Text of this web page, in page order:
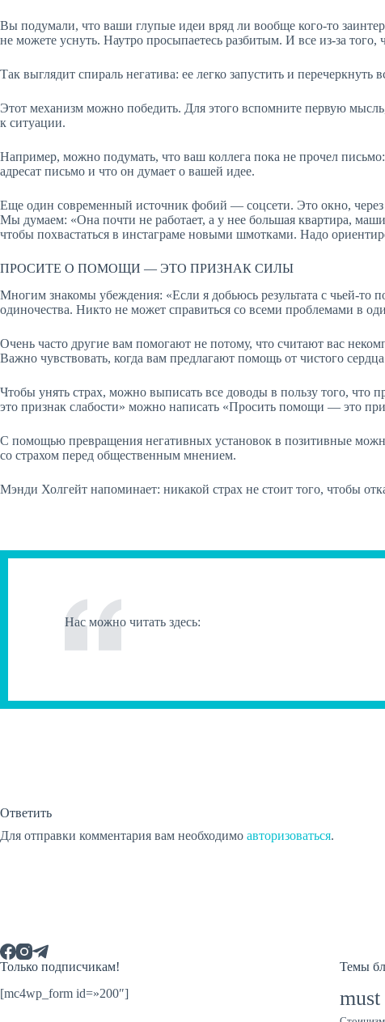
Вы подумали, что ваши глупые идеи вряд ли вообще кого-то
не можете уснуть. Наутро просыпаетесь разбитым. И все из-за
Так выглядит спираль негатива: ее легко запустить и
Этот механизм можно победить. Для этого вспомните первую
к ситуации.
Например, можно подумать, что ваш коллега пока не прочел
адресат письмо и что он думает о вашей идее.
Еще один современный источник фобий — соцсети. Это окно,
Мы думаем: «Она почти не работает, а у нее большая квартира,
чтобы похвастаться в инстаграме новыми шмотками. Надо
ПРОСИТЕ О ПОМОЩИ — ЭТО ПРИЗНАК СИЛЫ
Многим знакомы убеждения: «Если я добьюсь результата с чьей-
одиночества. Никто не может справиться со всеми проблемами в
Очень часто другие вам помогают не потому, что считают вас
Важно чувствовать, когда вам предлагают помощь от чистого
Чтобы унять страх, можно выписать все доводы в пользу того,
это признак слабости» можно написать «Просить помощи — это
С помощью превращения негативных установок в позитивные
со страхом перед общественным мнением.
Мэнди Холгейт напоминает: никакой страх не стоит того, чтобы
Нас можно читать здесь:
Ответить
Для отправки комментария вам необходимо авторизоваться.
Только подписчикам!
[mc4wp_form id=»200″]
Темы
must